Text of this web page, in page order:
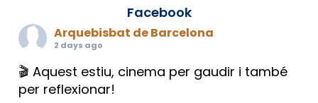
Facebook
Arquebisbat de Barcelona
2 days ago
🎬 Aquest estiu, cinema per gaudir i també
per reflexionar!